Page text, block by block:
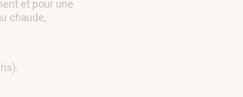
et pour une
chaude,